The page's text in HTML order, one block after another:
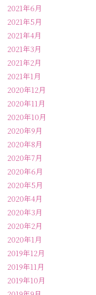
2021年6月
2021年5月
2021年4月
2021年3月
2021年2月
2021年1月
2020年12月
2020年11月
2020年10月
2020年9月
2020年8月
2020年7月
2020年6月
2020年5月
2020年4月
2020年3月
2020年2月
2020年1月
2019年12月
2019年11月
2019年10月